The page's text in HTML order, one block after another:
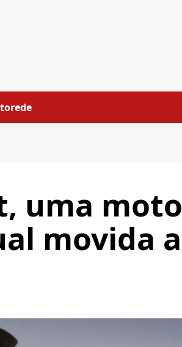
uma moto
movida a